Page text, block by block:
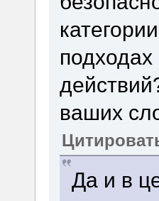
ваших
Да и в